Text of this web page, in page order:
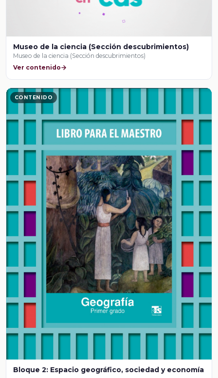
Museo de la ciencia (Sección descubrimientos)
Museo de la ciencia (Sección descubrimientos)
Ver contenido
CONTENIDO
Bloque 2: Espacio geográfico, sociedad y economía